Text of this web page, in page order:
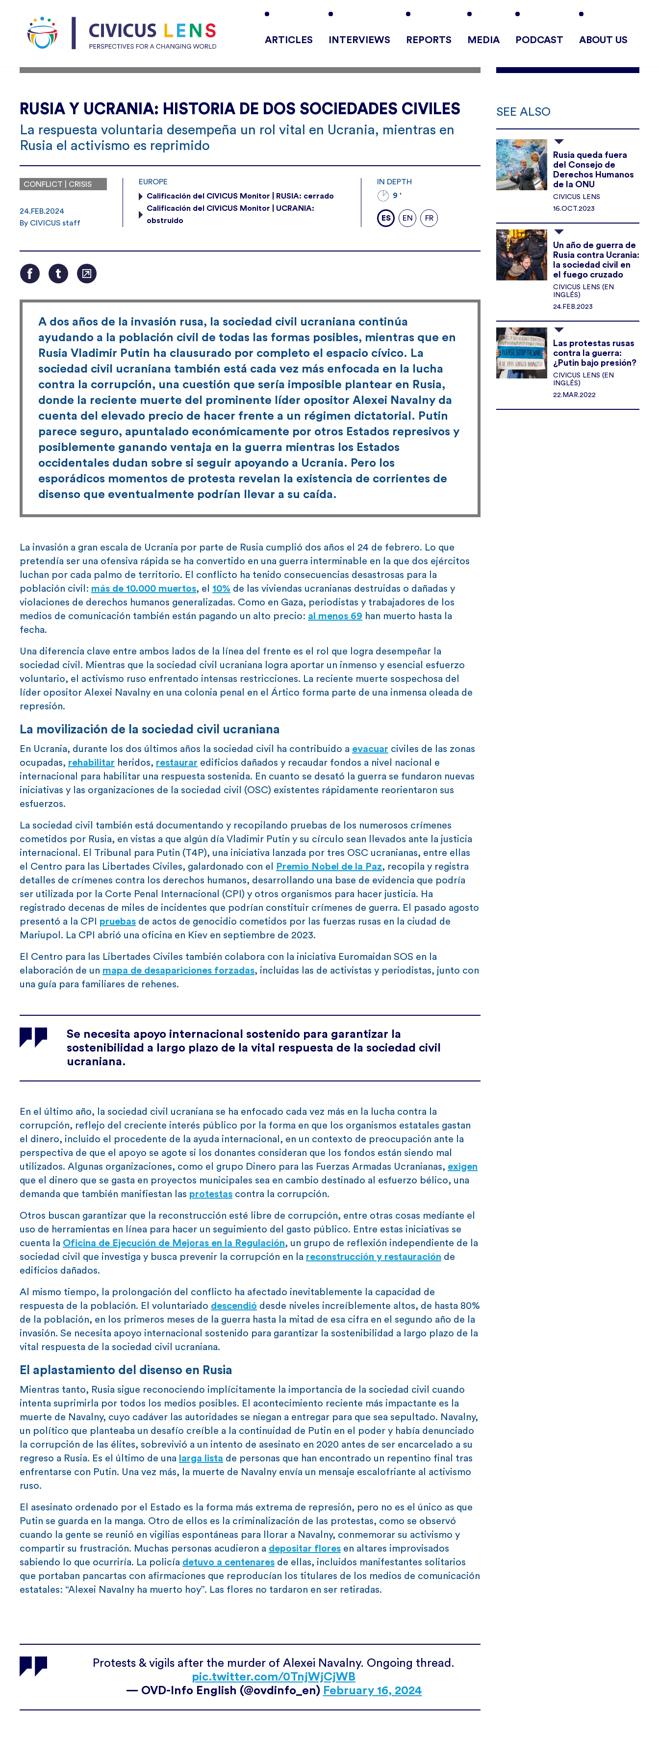
ARTICLES INTERVIEWS REPORTS MEDIA PODCAST ABOUT US
RUSIA Y UCRANIA: HISTORIA DE DOS SOCIEDADES CIVILES
La respuesta voluntaria desempeña un rol vital en Ucrania, mientras en
Rusia el activismo es reprimido
CONFLICT | CRISIS
24.FEB.2024
By CIVICUS staff
EUROPE
Calificación del CIVICUS Monitor | RUSIA: cerrado
Calificación del CIVICUS Monitor | UCRANIA:
obstruido
IN DEPTH
9 '
ES EN FR
A dos años de la invasión rusa, la sociedad civil ucraniana continúa
ayudando a la población civil de todas las formas posibles, mientras que en
Rusia Vladimir Putin ha clausurado por completo el espacio cívico. La
sociedad civil ucraniana también está cada vez más enfocada en la lucha
contra la corrupción, una cuestión que sería imposible plantear en Rusia,
donde la reciente muerte del prominente líder opositor Alexei Navalny da
cuenta del elevado precio de hacer frente a un régimen dictatorial. Putin
parece seguro, apuntalado económicamente por otros Estados represivos y
posiblemente ganando ventaja en la guerra mientras los Estados
occidentales dudan sobre si seguir apoyando a Ucrania. Pero los
esporádicos momentos de protesta revelan la existencia de corrientes de
disenso que eventualmente podrían llevar a su caída.
La invasión a gran escala de Ucrania por parte de Rusia cumplió dos años el 24 de febrero. Lo que
pretendía ser una ofensiva rápida se ha convertido en una guerra interminable en la que dos ejércitos
luchan por cada palmo de territorio. El conflicto ha tenido consecuencias desastrosas para la
población civil: más de 10.000 muertos, el 10% de las viviendas ucranianas destruidas o dañadas y
violaciones de derechos humanos generalizadas. Como en Gaza, periodistas y trabajadores de los
medios de comunicación también están pagando un alto precio: al menos 69 han muerto hasta la
fecha.
Una diferencia clave entre ambos lados de la línea del frente es el rol que logra desempeñar la
sociedad civil. Mientras que la sociedad civil ucraniana logra aportar un inmenso y esencial esfuerzo
voluntario, el activismo ruso enfrentado intensas restricciones. La reciente muerte sospechosa del
líder opositor Alexei Navalny en una colonia penal en el Ártico forma parte de una inmensa oleada de
represión.
La movilización de la sociedad civil ucraniana
En Ucrania, durante los dos últimos años la sociedad civil ha contribuido a evacuar civiles de las zonas
ocupadas, rehabilitar heridos, restaurar edificios dañados y recaudar fondos a nivel nacional e
internacional para habilitar una respuesta sostenida. En cuanto se desató la guerra se fundaron nuevas
iniciativas y las organizaciones de la sociedad civil (OSC) existentes rápidamente reorientaron sus
esfuerzos.
La sociedad civil también está documentando y recopilando pruebas de los numerosos crímenes
cometidos por Rusia, en vistas a que algún día Vladimir Putin y su círculo sean llevados ante la justicia
internacional. El Tribunal para Putin (T4P), una iniciativa lanzada por tres OSC ucranianas, entre ellas
el Centro para las Libertades Civiles, galardonado con el
Premio Nobel de la Paz, recopila y registra
detalles de crímenes contra los derechos humanos, desarrollando una base de evidencia que podría
ser utilizada por la Corte Penal Internacional (CPI) y otros organismos para hacer justicia. Ha
registrado decenas de miles de incidentes que podrían constituir crímenes de guerra. El pasado agosto
presentó a la CPI pruebas de actos de genocidio cometidos por las fuerzas rusas en la ciudad de
Mariupol. La CPI abrió una oficina en Kiev en septiembre de 2023.
El Centro para las Libertades Civiles también colabora con la iniciativa Euromaidan SOS en la
elaboración de un mapa de desapariciones forzadas, incluidas las de activistas y periodistas, junto con
una guía para familiares de rehenes.
Se necesita apoyo internacional sostenido para garantizar la
sostenibilidad a largo plazo de la vital respuesta de la sociedad civil
ucraniana.
En el último año, la sociedad civil ucraniana se ha enfocado cada vez más en la lucha contra la
corrupción, reflejo del creciente interés público por la forma en que los organismos estatales gastan
el dinero, incluido el procedente de la ayuda internacional, en un contexto de preocupación ante la
perspectiva de que el apoyo se agote si los donantes consideran que los fondos están siendo mal
utilizados. Algunas organizaciones, como el grupo Dinero para las Fuerzas Armadas Ucranianas, exigen
que el dinero que se gasta en proyectos municipales sea en cambio destinado al esfuerzo bélico, una
demanda que también manifiestan las protestas contra la corrupción.
Otros buscan garantizar que la reconstrucción esté libre de corrupción, entre otras cosas mediante el
uso de herramientas en línea para hacer un seguimiento del gasto público. Entre estas iniciativas se
cuenta la Oficina de Ejecución de Mejoras en la Regulación, un grupo de reflexión independiente de la
sociedad civil que investiga y busca prevenir la corrupción en la reconstrucción y restauración de
edificios dañados.
Al mismo tiempo, la prolongación del conflicto ha afectado inevitablemente la capacidad de
respuesta de la población. El voluntariado descendió desde niveles increíblemente altos, de hasta 80%
de la población, en los primeros meses de la guerra hasta la mitad de esa cifra en el segundo año de la
invasión. Se necesita apoyo internacional sostenido para garantizar la sostenibilidad a largo plazo de la
vital respuesta de la sociedad civil ucraniana.
El aplastamiento del disenso en Rusia
Mientras tanto, Rusia sigue reconociendo implícitamente la importancia de la sociedad civil cuando
intenta suprimirla por todos los medios posibles. El acontecimiento reciente más impactante es la
muerte de Navalny, cuyo cadáver las autoridades se niegan a entregar para que sea sepultado. Navalny,
un político que planteaba un desafío creíble a la continuidad de Putin en el poder y había denunciado
la corrupción de las élites, sobrevivió a un intento de asesinato en 2020 antes de ser encarcelado a su
regreso a Rusia. Es el último de una larga lista de personas que han encontrado un repentino final tras
enfrentarse con Putin. Una vez más, la muerte de Navalny envía un mensaje escalofriante al activismo
ruso.
El asesinato ordenado por el Estado es la forma más extrema de represión, pero no es el único as que
Putin se guarda en la manga. Otro de ellos es la criminalización de las protestas, como se observó
cuando la gente se reunió en vigilias espontáneas para llorar a Navalny, conmemorar su activismo y
compartir su frustración. Muchas personas acudieron a depositar flores en altares improvisados
sabiendo lo que ocurriría. La policía detuvo a centenares de ellas, incluidos manifestantes solitarios
que portaban pancartas con afirmaciones que reproducían los titulares de los medios de comunicación
estatales: “Alexei Navalny ha muerto hoy”. Las flores no tardaron en ser retiradas.
Protests & vigils after the murder of Alexei Navalny. Ongoing thread.
pic.twitter.com/0TnjWjCjWB
— OVD-Info English (@ovdinfo_en) February 16, 2024
SEE ALSO
Rusia queda fuera
del Consejo de
Derechos Humanos
de la ONU
CIVICUS LENS
16.OCT.2023
Un año de guerra de
Rusia contra Ucrania:
la sociedad civil en
el fuego cruzado
CIVICUS LENS (EN
INGLÉS)
24.FEB.2023
Las protestas rusas
contra la guerra:
¿Putin bajo presión?
CIVICUS LENS (EN
INGLÉS)
22.MAR.2022